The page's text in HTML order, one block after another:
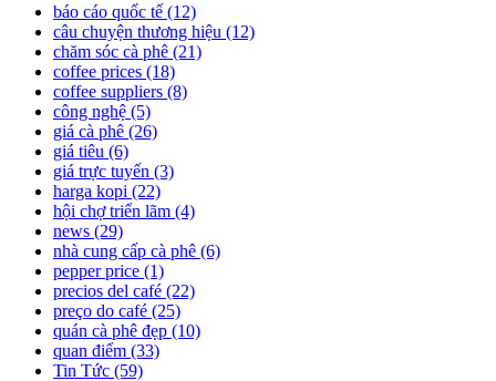
báo cáo quốc tế (12)
câu chuyện thương hiệu (12)
chăm sóc cà phê (21)
coffee prices (18)
coffee suppliers (8)
công nghệ (5)
giá cà phê (26)
giá tiêu (6)
giá trực tuyến (3)
harga kopi (22)
hội chợ triển lãm (4)
news (29)
nhà cung cấp cà phê (6)
pepper price (1)
precios del café (22)
preço do café (25)
quán cà phê đẹp (10)
quan điểm (33)
Tin Tức (59)